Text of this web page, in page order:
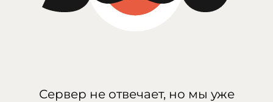
Сервер не отвечает, но мы уже